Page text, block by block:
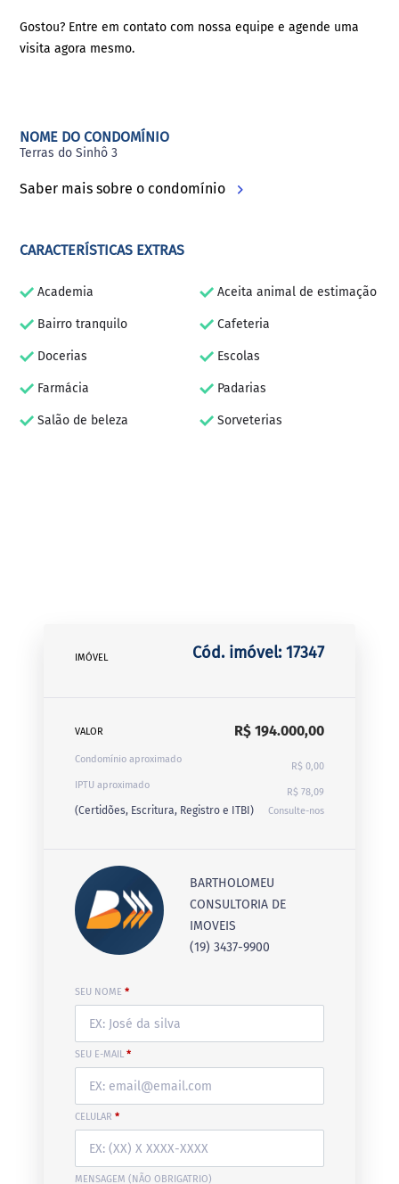
Gostou? Entre em contato com nossa equipe e agende uma
visita agora mesmo.
NOME DO CONDOMÍNIO
Terras do Sinhô 3
Saber mais sobre o condomínio
CARACTERÍSTICAS EXTRAS
Academia Aceita animal de estimação
Bairro tranquilo Cafeteria
Docerias Escolas
Farmácia Padarias
Salão de beleza Sorveterias
IMÓVEL Cód. imóvel: 17347
VALOR R$ 194.000,00
Condomínio aproximado
R$ 0,00
IPTU aproximado
R$ 78,09
(Certidões, Escritura, Registro e ITBI) Consulte-nos
BARTHOLOMEU
CONSULTORIA DE
IMOVEIS
(19) 3437-9900
SEU NOME *
SEU E-MAIL *
CELULAR *
MENSAGEM (NÃO OBRIGATRIO)